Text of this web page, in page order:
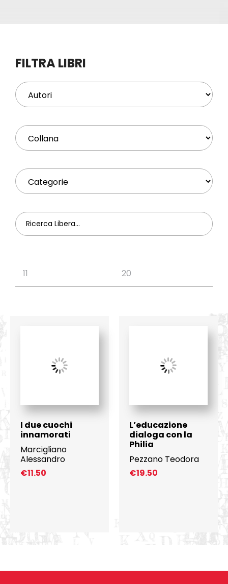
Profilo
FILTRA LIBRI
I due cuochi
innamorati
Marcigliano
Alessandro
€11.50
L’educazione
dialoga con la
Philia
Pezzano Teodora
€19.50